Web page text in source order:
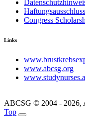
Haftungsausschluss
Congress
Links
www.abcsg.org
ABCSG © 2004 - 2026,
Top